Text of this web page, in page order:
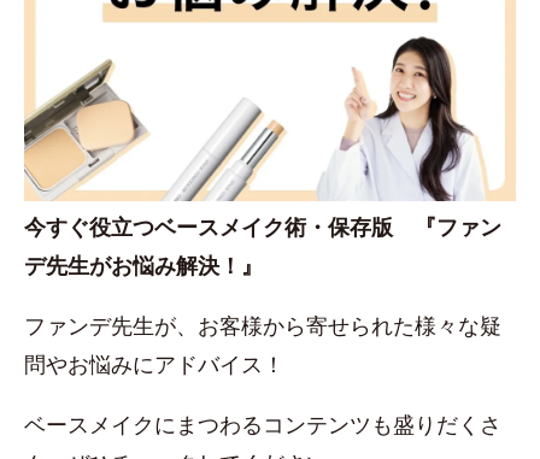
今すぐ役立つベースメイク術・保存版 『ファン
デ先生がお悩み解決！』
ファンデ先生が、お客様から寄せられた様々な疑
問やお悩みにアドバイス！
ベースメイクにまつわるコンテンツも盛りだくさ